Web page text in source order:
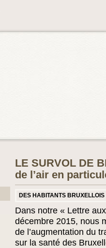
LE SURVOL DE
de l’air en
DES HABITANTS
Dans notre « Lettre
décembre 2015, nous
de l’augmentation du
sur la santé des